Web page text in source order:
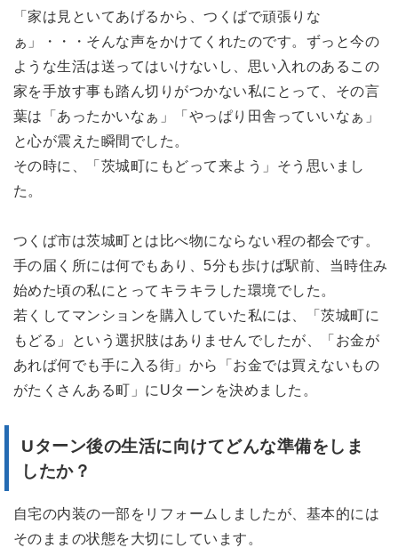
「家は見といてあげるから、つくばで頑張りな
ぁ」・・・そんな声をかけてくれたのです。ずっと今の
ような生活は送ってはいけないし、思い入れのあるこの
家を手放す事も踏ん切りがつかない私にとって、その言
葉は「あったかいなぁ」「やっぱり田舎っていいなぁ」
と心が震えた瞬間でした。
その時に、「茨城町にもどって来よう」そう思いまし
た。
つくば市は茨城町とは比べ物にならない程の都会です。
手の届く所には何でもあり、5分も歩けば駅前、当時住み
始めた頃の私にとってキラキラした環境でした。
若くしてマンションを購入していた私には、「茨城町に
もどる」という選択肢はありませんでしたが、「お金が
あれば何でも手に入る街」から「お金では買えないもの
がたくさんある町」にUターンを決めました。
Uターン後の生活に向けてどんな準備をしま
したか？
自宅の内装の一部をリフォームしましたが、基本的には
そのままの状態を大切にしています。